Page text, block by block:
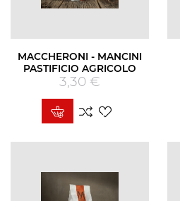
MACCHERONI - MANCINI
PASTIFICIO AGRICOLO
Prezzo
3,30 €